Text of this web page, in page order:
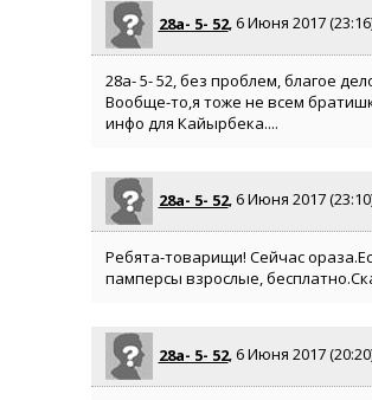
28а- 5- 52, 6 Июня 2017
28а- 5- 52, без проблем, благое
Вообще-то,я тоже не всем
инфо для Кайырбека....
28а- 5- 52, 6 Июня 2017
Ребята-товарищи! Сейчас
памперсы взрослые,
28а- 5- 52, 6 Июня 2017